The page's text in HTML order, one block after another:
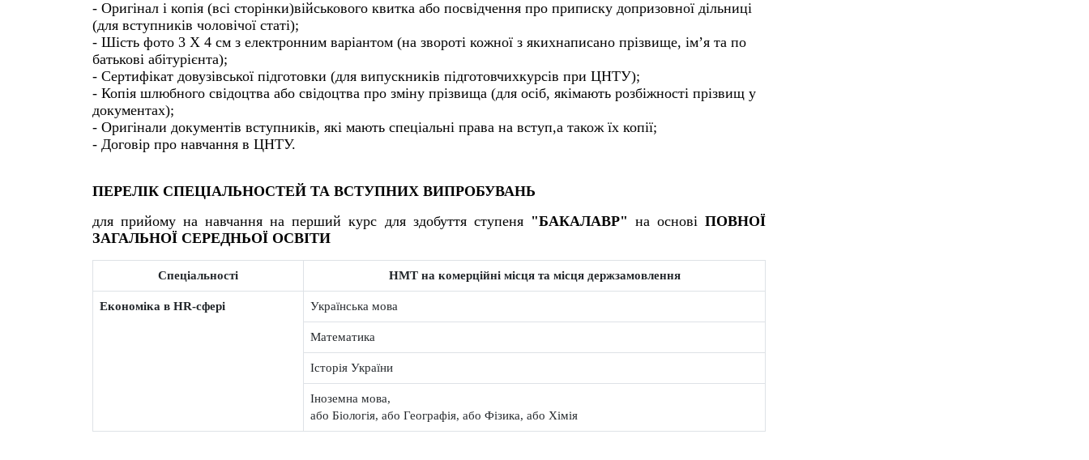
- Оригінал і копія (всі сторінки)військового квитка або посвідчення про приписку допризовної дільниці
(для вступників чоловічої статі);
- Шість фото 3 Х 4 см з електронним варіантом (на звороті кожної з якихнаписано прізвище, ім’я та по
батькові абітурієнта);
- Сертифікат довузівської підготовки (для випускників підготовчихкурсів при ЦНТУ);
- Копія шлюбного свідоцтва або свідоцтва про зміну прізвища (для осіб, якімають розбіжності прізвищ у
документах);
- Оригінали документів вступників, які мають спеціальні права на вступ,а також їх копії;
- Договір про навчання в ЦНТУ.
ПЕРЕЛІК СПЕЦІАЛЬНОСТЕЙ ТА ВСТУПНИХ ВИПРОБУВАНЬ
для прийому на навчання на перший курс для здобуття ступеня "БАКАЛАВР" на основіПОВНОЇ
ЗАГАЛЬНОЇ СЕРЕДНЬОЇ ОСВІТИ
Спеціальності НМТ на комерційні місця та місця держзамовлення
Економіка в HR-сфері Українська мова
Математика
Історія України
Іноземна мова,
або Біологія, або Географія, або Фізика, або Хімія